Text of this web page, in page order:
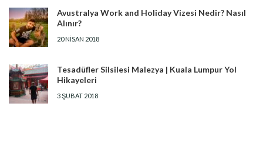
Avustralya Work and Holiday Vizesi Nedir? Nasıl
Alınır?
20 NISAN 2018
Tesadüfler Silsilesi Malezya | Kuala Lumpur Yol
Hikayeleri
3 ŞUBAT 2018